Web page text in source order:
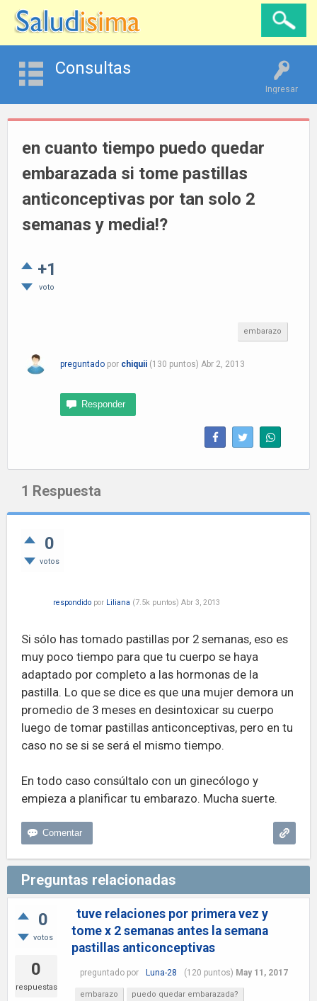
Ingresar
Consultas
en cuanto tiempo puedo quedar
embarazada si tome pastillas
anticonceptivas por tan solo 2
semanas y media!?
+1
voto
embarazo
preguntado por chiquii (130 puntos) Abr 2, 2013
1 Respuesta
0
votos
respondido por Liliana (7.5k puntos) Abr 3, 2013
Si sólo has tomado pastillas por 2 semanas, eso es
muy poco tiempo para que tu cuerpo se haya
adaptado por completo a las hormonas de la
pastilla. Lo que se dice es que una mujer demora un
promedio de 3 meses en desintoxicar su cuerpo
luego de tomar pastillas anticonceptivas, pero en tu
caso no se si se será el mismo tiempo.
En todo caso consúltalo con un ginecólogo y
empieza a planificar tu embarazo. Mucha suerte.
Preguntas relacionadas
0
votos
0
respuestas
tuve relaciones por primera vez y
tome x 2 semanas antes la semana
pastillas anticonceptivas
preguntado por Luna-28 (120 puntos) May 11, 2017
embarazo
puedo quedar embarazada?